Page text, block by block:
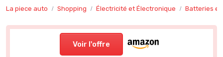
La piece auto Shopping Électricité et Électronique Batteries et
Voir l'offre